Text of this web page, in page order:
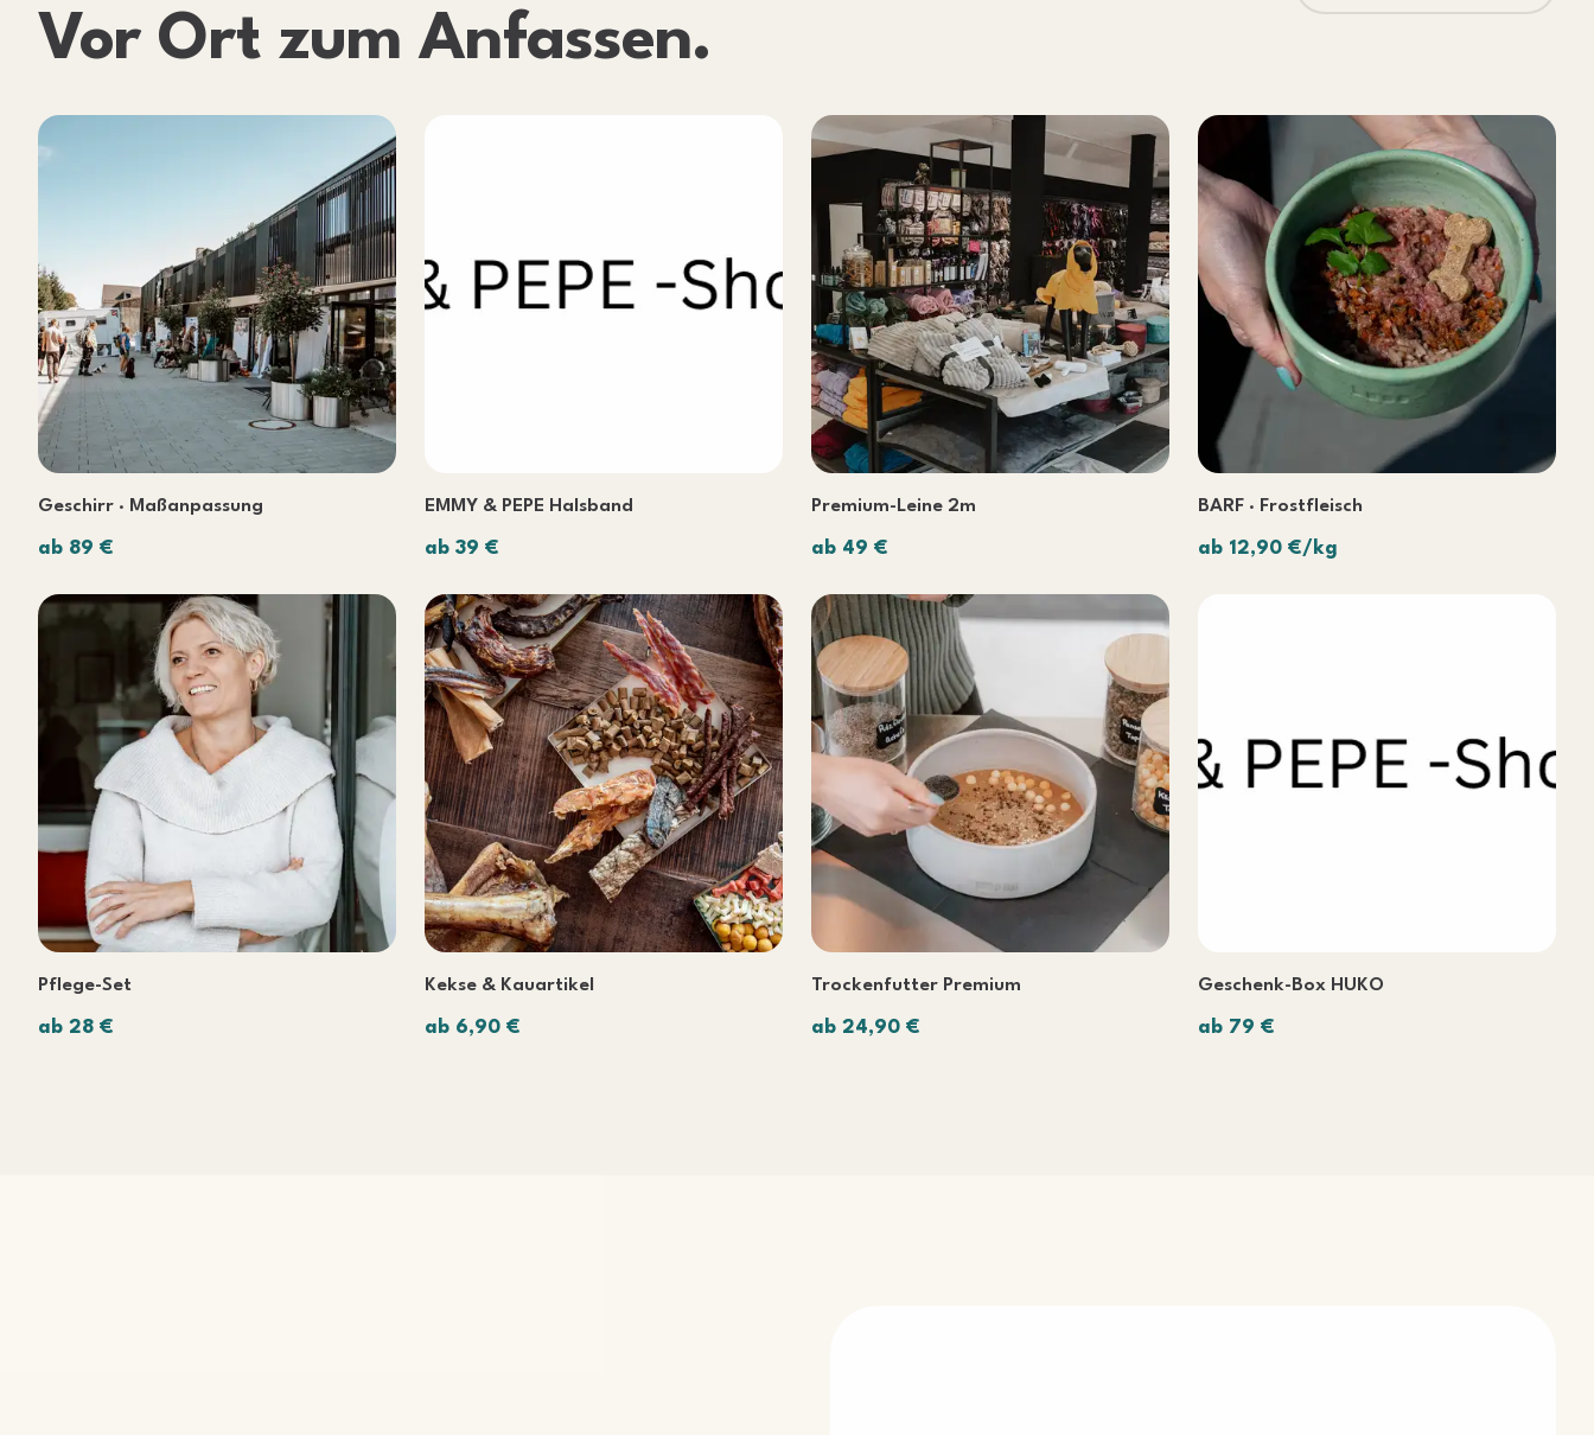
Vor Ort zumAnfassen.
Geschirr · Maßanpassung
ab 89 €
EMMY & PEPE Halsband
ab 39 €
Premium-Leine 2m
ab 49 €
BARF · Frostfleisch
ab 12,90 €/kg
Pflege-Set
ab 28 €
Kekse & Kauartikel
ab 6,90 €
Trockenfutter Premium
ab 24,90 €
Geschenk-Box HUKO
ab 79 €